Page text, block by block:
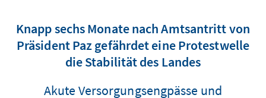
Knapp sechs Monate nach Amtsantritt von
Präsident Paz gefährdet eine Protestwelle
die Stabilität des Landes
Akute Versorgungsengpässe und